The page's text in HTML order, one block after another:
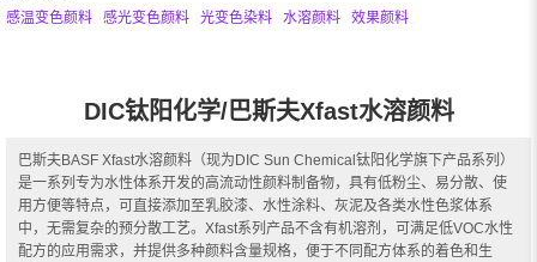
感温变色颜料
感光变色颜料 光变色染料 水溶颜料 效果颜料
DIC钛阳化学/巴斯夫Xfast水溶颜料
巴斯夫BASF Xfast水溶颜料（现为DIC Sun Chemical钛阳化学旗下产品系列）
是一系列专为水性体系开发的高流动性颜料制备物，具有低粉尘、易分散、使
用方便等特点，可直接添加至乳胶漆、水性涂料、灰泥及各类水性色浆体系
中，无需复杂的预分散工艺。Xfast系列产品不含有机溶剂，可满足低VOC水性
配方的应用需求，并提供多种颜料含量规格，便于不同配方体系的着色和生